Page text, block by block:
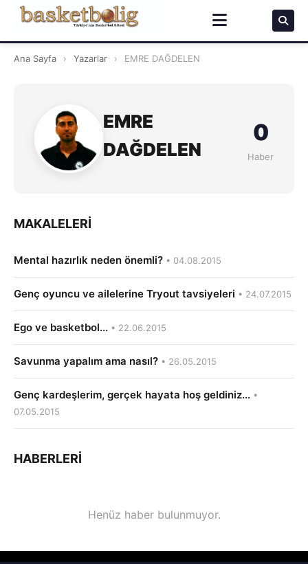
Ana Sayfa › Yazarlar › EMRE DAĞDELEN
EMRE
DAĞDELEN
0
Haber
MAKALELERI
Mental hazırlık neden önemli? • 04.08.2015
Genç oyuncu ve ailelerine Tryout tavsiyeleri • 24.07.2015
Ego ve basketbol... • 22.06.2015
Savunma yapalım ama nasıl? • 26.05.2015
Genç kardeşlerim, gerçek hayata hoş geldiniz... •
07.05.2015
HABERLERI
Henüz haber bulunmuyor.